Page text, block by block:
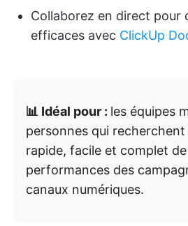
Collaborez en direct pour
efficaces avec ClickUp
📊 Idéal pour : les équipes
personnes qui
rapide, facile et complet
performances des
canaux numériques.